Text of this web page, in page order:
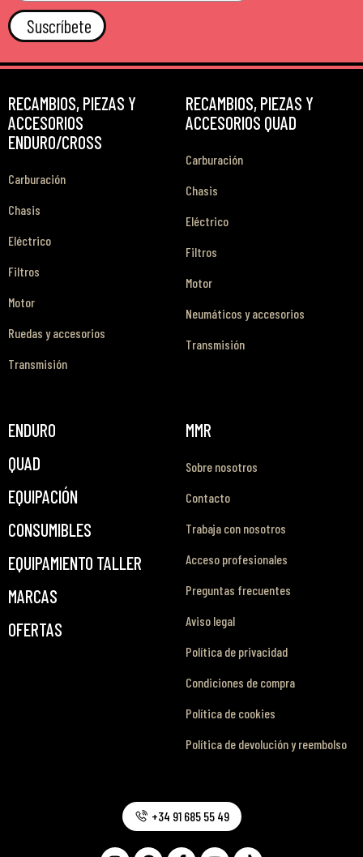
Suscríbete
RECAMBIOS, PIEZAS Y
ACCESORIOS
ENDURO/CROSS
Carburación
Chasis
Eléctrico
Filtros
Motor
Ruedas y accesorios
Transmisión
RECAMBIOS, PIEZAS Y
ACCESORIOS QUAD
Carburación
Chasis
Eléctrico
Filtros
Motor
Neumáticos y accesorios
Transmisión
ENDURO
QUAD
EQUIPACIÓN
CONSUMIBLES
EQUIPAMIENTO TALLER
MARCAS
OFERTAS
MMR
Sobre nosotros
Contacto
Trabaja con nosotros
Acceso profesionales
Preguntas frecuentes
Aviso legal
Política de privacidad
Condiciones de compra
Política de cookies
Política de devolución y reembolso
+34 91 685 55 49